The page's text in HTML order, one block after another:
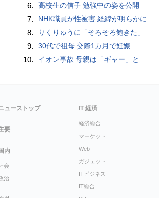
6. 高校生の信子 勉強中の姿を公開
7. NHK職員が性被害 経緯が明らかに
8. りくりゅうに「そろそろ飽きた」
9. 30代で祖母 交際1カ月で妊娠
10. イオン事故 母親は「ギャー」と
ューストップ
要
内
会
治
IT 経済
経済総合
マーケット
Web
ガジェット
ITビジネス
IT総合